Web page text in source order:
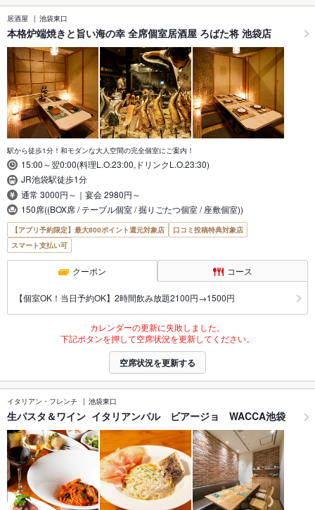
居酒屋 池袋東口
本格炉端焼きと旨い海の幸 全席個室居酒屋 ろばた将 池袋店
駅から徒歩1分！和モダンな大人空間の完全個室にご案内！
15:00～翌0:00(料理L.O.23:00,ドリンクL.O.23:30)
JR池袋駅徒歩1分
通常 3000円～｜宴会 2980円～
150席((BOX席 / テーブル個室 / 掘りごたつ個室 / 座敷個室))
【アプリ予約限定】最大800ポイント還元対象店
口コミ投稿特典対象店
スマート支払い可
クーポン コース
【個室OK！当日予約OK】2時間飲み放題2100円→1500円
カレンダーの更新に失敗しました。
下記ボタンを押して空席状況を更新してください。
空席状況を更新する
イタリアン・フレンチ 池袋東口
生パスタ＆ワイン イタリアンバル ビアージョ WACCA池袋